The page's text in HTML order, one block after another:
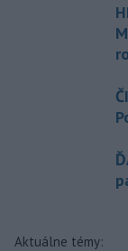
Aktuálne témy: